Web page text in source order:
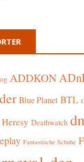
ADDKON
Blue Planet BTL
Deathwatch
Fantastische Schuhe